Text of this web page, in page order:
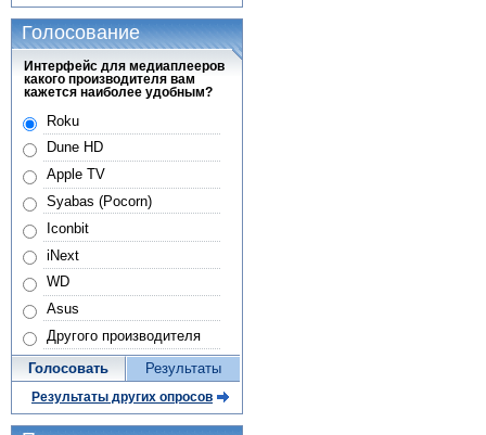
Голосование
Интерфейс для медиаплееров
какого производителя вам
кажется наиболее удобным?
Roku
Dune HD
Apple TV
Syabas (Pocorn)
Iconbit
iNext
WD
Asus
Другого производителя
Голосовать Результаты
Результаты других опросов